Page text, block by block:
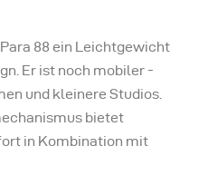
88 ein Leichtgewicht
Er ist noch mobiler -
und kleinere Studios.
bietet
in Kombination mit